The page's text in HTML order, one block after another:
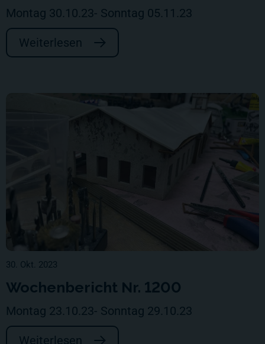
Montag 30.10.23- Sonntag 05.11.23
Weiterlesen
30. Okt. 2023
Wochenbericht Nr. 1200
Montag 23.10.23- Sonntag 29.10.23
Weiterlesen